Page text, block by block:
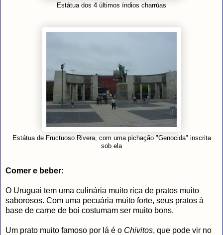
Estátua dos 4 últimos índios charrúas
Estátua de Fructuoso Rivera, com uma pichação "Genocida" inscrita
sob ela
Comer e beber:
O Uruguai tem uma culinária muito rica de pratos muito
saborosos. Com uma pecuária muito forte, seus pratos à
base de carne de boi costumam ser muito bons.
Um prato muito famoso por lá é o Chivitos, que pode vir no